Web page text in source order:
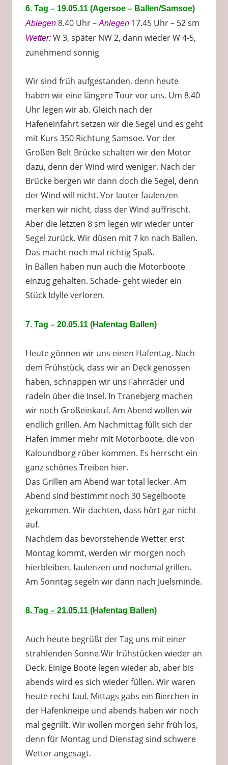
6. Tag – 19.05.11 (Agersoe – Ballen/Samsoe)
Ablegen8.40 Uhr –Anlegen17.45 Uhr – 52 sm
Wetter:W 3, später NW 2, dann wieder W 4-5,
zunehmend sonnig
Wir sind früh aufgestanden, denn heute
haben wir eine längere Tour vor uns. Um 8.40
Uhr legen wir ab. Gleich nach der
Hafeneinfahrt setzen wir die Segel und es geht
mit Kurs 350 Richtung Samsoe. Vor der
Großen Belt Brücke schalten wir den Motor
dazu, denn der Wind wird weniger. Nach der
Brücke bergen wir dann doch die Segel, denn
der Wind will nicht. Vor lauter faulenzen
merken wir nicht, dass der Wind auffrischt.
Aber die letzten 8 sm legen wir wieder unter
Segel zurück. Wir düsen mit 7 kn nach Ballen.
Das macht noch mal richtig Spaß.
In Ballen haben nun auch die Motorboote
einzug gehalten. Schade- geht wieder ein
Stück Idylle verloren.
7. Tag – 20.05.11 (Hafentag Ballen)
Heute gönnen wir uns einen Hafentag. Nach
dem Frühstück, dass wir an Deck genossen
haben, schnappen wir uns Fahrräder und
radeln über die Insel. In Tranebjerg machen
wir noch Großeinkauf. Am Abend wollen wir
endlich grillen. Am Nachmittag füllt sich der
Hafen immer mehr mit Motorboote, die von
Kaloundborg rüber kommen. Es herrscht ein
ganz schönes Treiben hier.
Das Grillen am Abend war total lecker. Am
Abend sind bestimmt noch 30 Segelboote
gekommen. Wir dachten, dass hört gar nicht
auf.
Nachdem das bevorstehende Wetter erst
Montag kommt, werden wir morgen noch
hierbleiben, faulenzen und nochmal grillen.
Am Sonntag segeln wir dann nach Juelsminde.
8. Tag – 21.05.11 (Hafentag Ballen)
Auch heute begrüßt der Tag uns mit einer
strahlenden Sonne.Wir frühstücken wieder an
Deck. Einige Boote legen wieder ab, aber bis
abends wird es sich wieder füllen. Wir waren
heute recht faul. Mittags gabs ein Bierchen in
der Hafenkneipe und abends haben wir noch
mal gegrillt. Wir wollen morgen sehr früh los,
denn für Montag und Dienstag sind schwere
Wetter angesagt.